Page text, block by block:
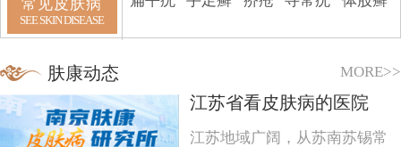
常见皮肤病
SEE SKIN DISEASE
肤康动态 MORE>>
江苏省看皮肤病的医院
江苏地域广阔，从苏南苏锡常